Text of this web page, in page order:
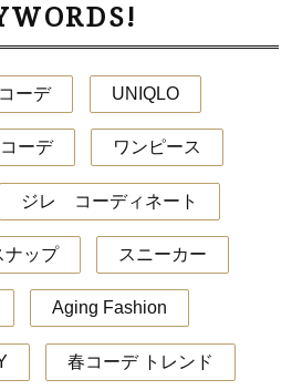
ーデ UNIQLO
ーデ ワンピース
ジレ コーディネート
ナップ スニーカー
Aging Fashion
春コーデ トレンド